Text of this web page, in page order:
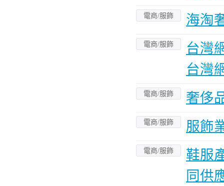
電商/服飾 海淘
電商/服飾
台灣
台灣
電商/服飾 奢侈
電商/服飾 服飾
電商/服飾
鞋服
同供